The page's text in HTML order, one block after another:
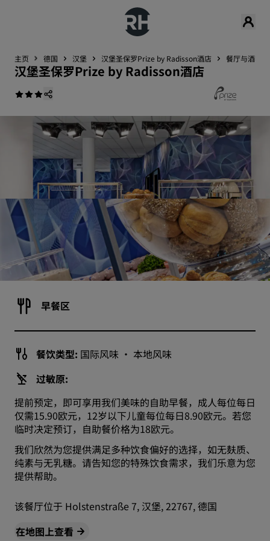
主页 德国 汉堡 汉堡圣保罗Prize by Radisson酒店 餐厅与酒吧
汉堡圣保罗Prize by Radisson酒店
早餐区
餐饮类型: 国际风味 · 本地风味
过敏原:
提前预定，即可享用我们美味的自助早餐，成人每位每日
仅需15.90欧元，12岁以下儿童每位每日8.90欧元。若您
临时决定预订，自助餐价格为18欧元。
我们欣然为您提供满足多种饮食偏好的选择，如无麸质、
纯素与无乳糖。请告知您的特殊饮食需求，我们乐意为您
提供帮助。
该餐厅位于 Holstenstraße 7, 汉堡, 22767, 德国
在地图上查看